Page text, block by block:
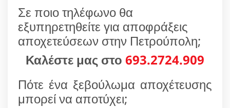
Σε ποιο τηλέφωνο θα
εξυπηρετηθείτε για αποφράξεις
αποχετεύσεων στην Πετρούπολη;
Καλέστε μας στο 693.2724.909
Πότε ένα ξεβούλωμα αποχέτευσης
μπορεί να αποτύχει;